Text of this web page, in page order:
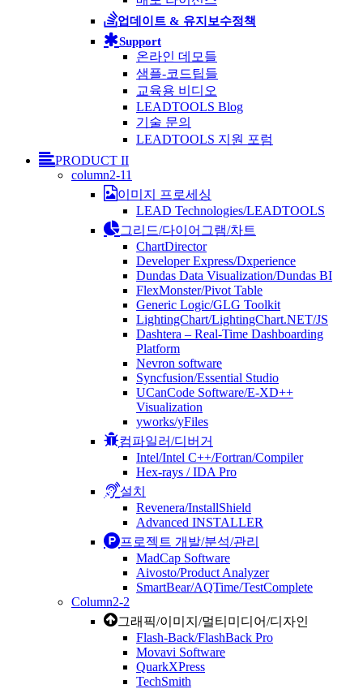
업데이트 & 유지보수정책
Support
온라인 데모들
샘플-코드팁들
교육용 비디오
LEADTOOLS Blog
기술 문의
LEADTOOLS 지원 포럼
PRODUCT II
column2-11
이미지 프로세싱
LEAD Technologies/LEADTOOLS
그리드/다이어그램/차트
ChartDirector
Developer Express/Dxperience
Dundas Data Visualization/Dundas BI
FlexMonster/Pivot Table
Generic Logic/GLG Toolkit
LightingChart/LightingChart.NET/JS
Dashtera – Real-Time Dashboarding
Platform
Nevron software
Syncfusion/Essential Studio
UCanCode Software/E-XD++
Visualization
yworks/yFiles
컴파일러/디버거
Intel/Intel C++/Fortran/Compiler
Hex-rays / IDA Pro
설치
Revenera/InstallShield
Advanced INSTALLER
프로젝트 개발/분석/관리
MadCap Software
Aivosto/Product Analyzer
SmartBear/AQTime/TestComplete
Column2-2
그래픽/이미지/멀티미디어/디자인
Flash-Back/FlashBack Pro
Movavi Software
QuarkXPress
TechSmith